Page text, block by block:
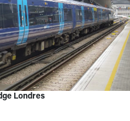
Londres